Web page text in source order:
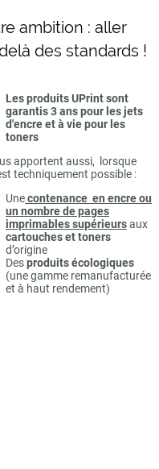
ambition : aller
des standards !
Les produits UPrint sont
garantis 3 ans pour les jets
d'encre et à vie pour les
toners
apportent aussi, lorsque
techniquement possible :
Unecontenance en encre ou
un nombre de pages
imprimables supérieursaux
cartouches et toners
d’origine
Desproduits écologiques
(une gamme remanufacturée
et à haut rendement)